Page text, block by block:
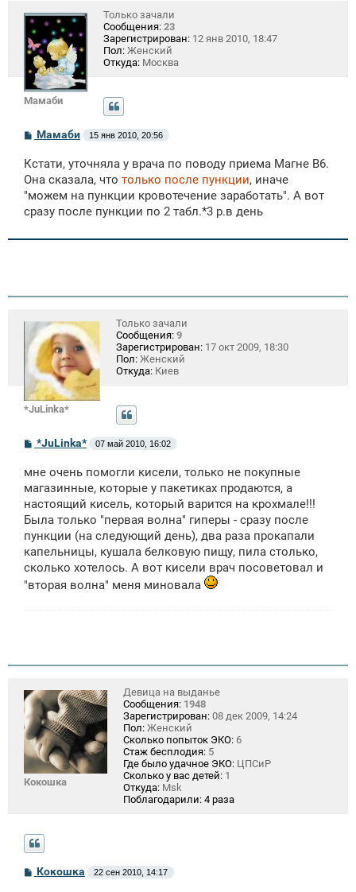
Мамаби
Только зачали
Сообщения: 23
Зарегистрирован: 12 янв 2010, 18:47
Пол: Женский
Откуда: Москва
С
б
щ
н
и
Мамаби 15 янв 2010, 20:56
Кстати, уточняла у врача по поводу приема Магне В6.
Она сказала, что только после пункции, иначе
"можем на пункции кровотечение заработать". А вот
сразу после пункции по 2 табл.*3 р.в день
*JuLinka*
Только зачали
Сообщения: 9
Зарегистрирован: 17 окт 2009, 18:30
Пол: Женский
Откуда: Киев
С
б
щ
н
и
*JuLinka* 07 май 2010, 16:02
мне очень помогли кисели, только не покупные
магазинные, которые у пакетиках продаются, а
настоящий кисель, который варится на крохмале!!!
Была только "первая волна" гиперы - сразу после
пункции (на следующий день), два раза прокапали
капельницы, кушала белковую пищу, пила столько,
сколько хотелось. А вот кисели врач посоветовал и
"вторая волна" меня миновала
Кокошка
Девица на выданье
Сообщения: 1948
Зарегистрирован: 08 дек 2009, 14:24
Пол: Женский
Сколько попыток ЭКО: 6
Стаж бесплодия: 5
Где было удачное ЭКО: ЦПСиР
Сколько у вас детей: 1
Откуда: Msk
Поблагодарили: 4 раза
С
о
Кокошка 22 сен 2010, 14:17